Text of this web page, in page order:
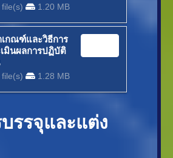
1.20 MB
กณฑ์และวิธีการ
มินผลการปฏิบัติ
1.28 MB
รรจุและแต่ง